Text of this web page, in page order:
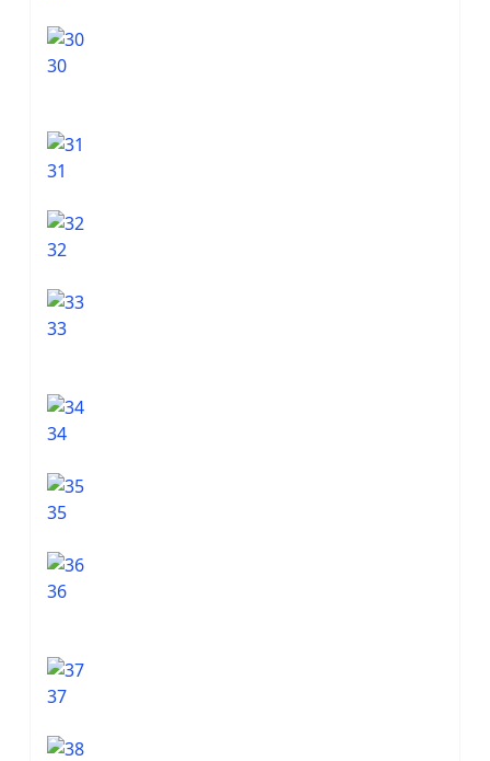
30
31
32
33
34
35
36
37